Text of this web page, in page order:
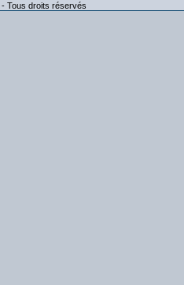
- Tous droits réservés